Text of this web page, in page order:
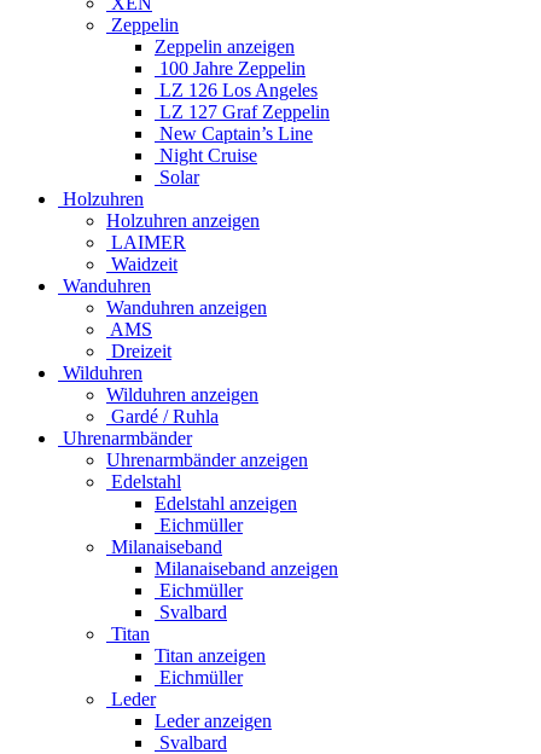
Zeppelin
Zeppelin anzeigen
100 Jahre Zeppelin
LZ 126 Los Angeles
LZ 127 Graf Zeppelin
New Captain’s Line
Night Cruise
Solar
Holzuhren
Holzuhren anzeigen
LAIMER
Waidzeit
Wanduhren
Wanduhren anzeigen
AMS
Dreizeit
Wilduhren
Wilduhren anzeigen
Gardé / Ruhla
Uhrenarmbänder
Uhrenarmbänder anzeigen
Edelstahl
Edelstahl anzeigen
Eichmüller
Milanaiseband
Milanaiseband anzeigen
Eichmüller
Svalbard
Titan
Titan anzeigen
Eichmüller
Leder
Leder anzeigen
Svalbard